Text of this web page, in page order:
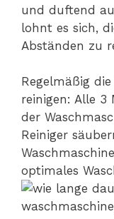
und duftend
lohnt es sich,
Abständen zu
Regelmäßig
reinigen: Alle 3
der
Reiniger
optimales